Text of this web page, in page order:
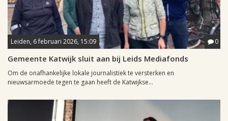
Leiden, 6 februari 2026, 15:09 0
Gemeente Katwijk sluit aan bij Leids Mediafonds
Om de onafhankelijke lokale journalistiek te versterken en
nieuwsarmoede tegen te gaan heeft de Katwijkse...